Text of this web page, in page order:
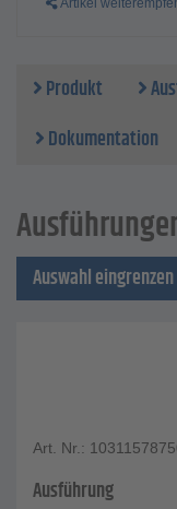
Artikel
Produkt
Dokumentation
Auswahl eingrenzen
Art. Nr.:
Ausführung